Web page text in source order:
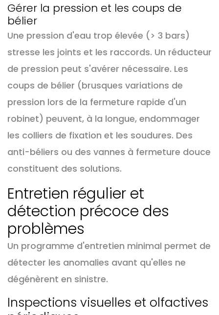
Gérer la pression et les coups de
bélier
Une pression d'eau trop élevée (> 3 bars)
stresse les joints et les raccords. Un réducteur
de pression peut s'avérer nécessaire. Les
coups de bélier (brusques variations de
pression lors de la fermeture rapide d'un
robinet) peuvent, à la longue, endommager
les colliers de fixation et les soudures. Des
anti-béliers ou des vannes à fermeture douce
constituent des solutions.
Entretien régulier et
détection précoce des
problèmes
Un programme d'entretien minimal permet de
détecter les anomalies avant qu'elles ne
dégénèrent en sinistre.
Inspections visuelles et olfactives